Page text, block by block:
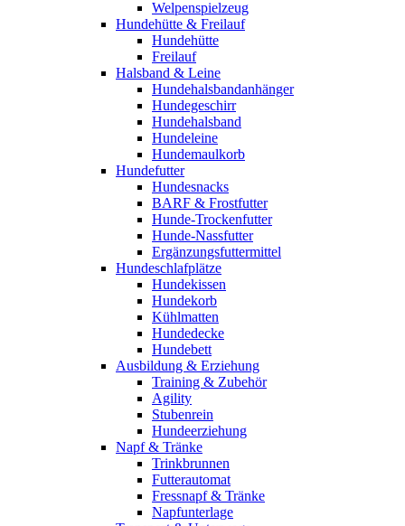
Welpenspielzeug
Hundehütte & Freilauf
Hundehütte
Freilauf
Halsband & Leine
Hundehalsbandanhänger
Hundegeschirr
Hundehalsband
Hundeleine
Hundemaulkorb
Hundefutter
Hundesnacks
BARF & Frostfutter
Hunde-Trockenfutter
Hunde-Nassfutter
Ergänzungsfuttermittel
Hundeschlafplätze
Hundekissen
Hundekorb
Kühlmatten
Hundedecke
Hundebett
Ausbildung & Erziehung
Training & Zubehör
Agility
Stubenrein
Hundeerziehung
Napf & Tränke
Trinkbrunnen
Futterautomat
Fressnapf & Tränke
Napfunterlage